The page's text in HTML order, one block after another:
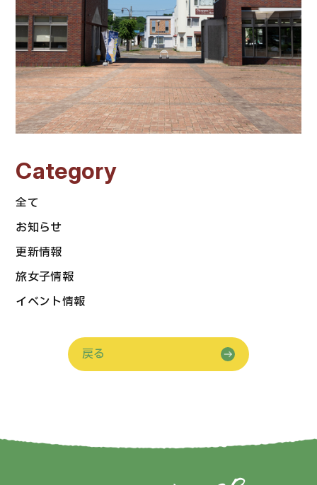
Category
全て
お知らせ
更新情報
旅女子情報
イベント情報
戻る